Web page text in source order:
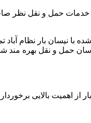
خدمات حمل و نقل نظر
شده با نیسان بار نظام
حمل و نقل بهره مند
از اهمیت بالایی